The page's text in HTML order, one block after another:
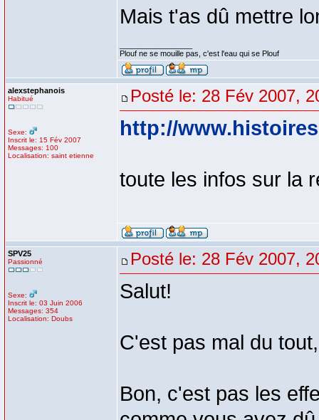
Mais t'as dû mettre
Plouf ne se mouille pas, c'est l'eau qui se Plouf
alexstephanois
Habitué
Sexe:
Inscrit le: 15 Fév 2007
Messages: 100
Localisation: saint etienne
Posté le: 28 Fév 2007,
http://
toute les infos sur la
SPV25
Passionné
Sexe:
Inscrit le: 03 Juin 2006
Messages: 354
Localisation: Doubs
Posté le: 28 Fév 2007,
Salut!
C'est pas mal du
Bon, c'est pas les